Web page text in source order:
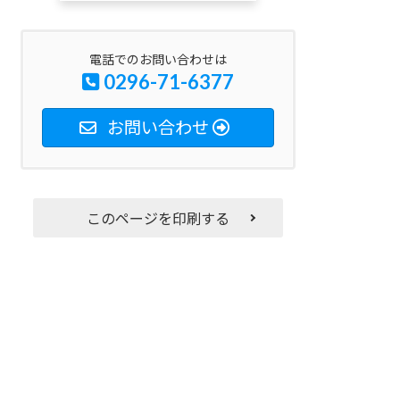
電話でのお問い合わせは
0296-71-6377
お問い合わせ
このページを印刷する